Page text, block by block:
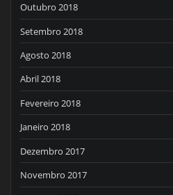
Outubro 2018
Setembro 2018
Agosto 2018
Abril 2018
Fevereiro 2018
Janeiro 2018
Dezembro 2017
Novembro 2017